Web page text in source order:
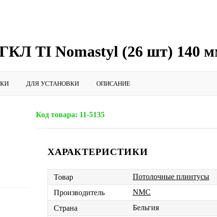
TI Nomastyl (26 шт) 140
ДЛЯ УСТАНОВКИ ОПИСАНИЕ
Код товара: 11-5135
ХАРАКТЕРИСТИКИ
Товар
Потолочные плинтусы
Производитель
NMC
Страна
Бельгия